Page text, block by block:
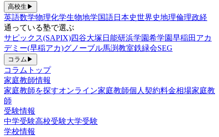
高校生 ▶
英語数学物理化学生物地学国語日本史世界史地理倫理政経
通っている塾で選ぶ
サピックス(SAPIX)四谷大塚 日能研浜学園希学園早稲田アカ
デミー(早稲アカ)グノーブル馬渕教室鉄緑会SEG
コラム ▶
コラムトップ
家庭教師情報
家庭教師を探すオンライン家庭教師個人契約料金相場家庭教
師
受験情報
中学受験高校受験大学受験
学校情報